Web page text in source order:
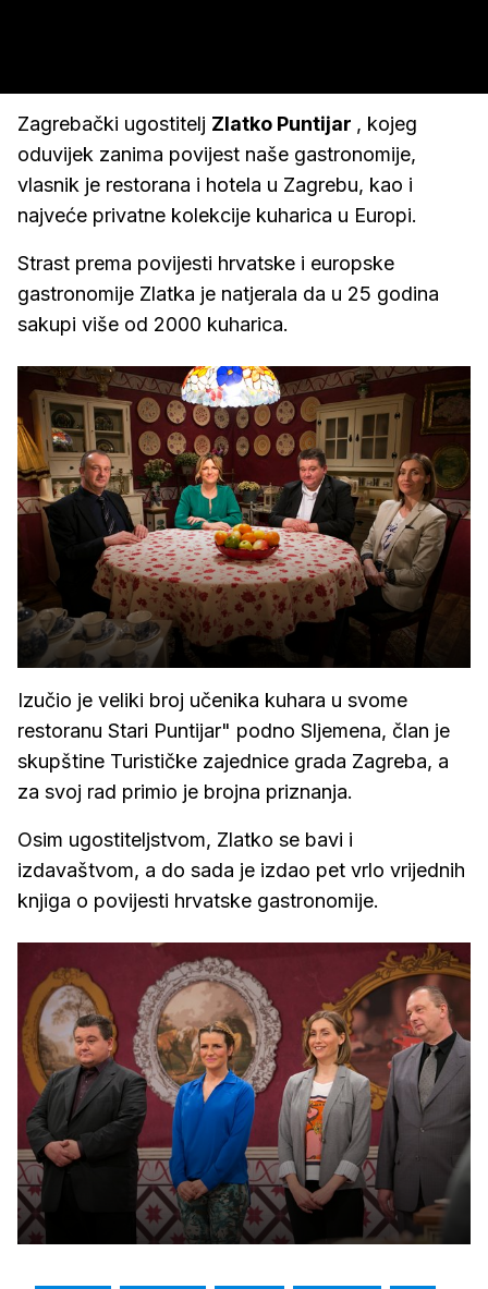
Zagrebački ugostitelj Zlatko Puntijar , kojeg
oduvijek zanima povijest naše gastronomije,
vlasnik je restorana i hotela u Zagrebu, kao i
najveće privatne kolekcije kuharica u Europi.
Strast prema povijesti hrvatske i europske
gastronomije Zlatka je natjerala da u 25 godina
sakupi više od 2000 kuharica.
Izučio je veliki broj učenika kuhara u svome
restoranu Stari Puntijar" podno Sljemena, član je
skupštine Turističke zajednice grada Zagreba, a
za svoj rad primio je brojna priznanja.
Osim ugostiteljstvom, Zlatko se bavi i
izdavaštvom, a do sada je izdao pet vrlo vrijednih
knjiga o povijesti hrvatske gastronomije.